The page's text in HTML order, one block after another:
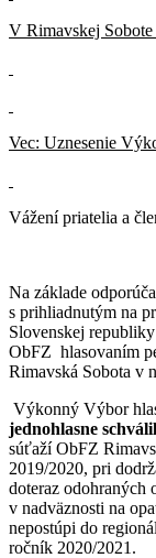
V Rimavskej
Vec: Uznesenie
Vážení priatelia a
Na základe
s prihliadnutým na
Slovenskej
ObFZ hlasovaním
Rimavská Sobota v
Výkonný Výbor
jednohlasne
súťaží ObFZ
2019/2020, pri
doteraz odohraných
v nadväznosti na
nepostúpi do
ročník 2020/2021.